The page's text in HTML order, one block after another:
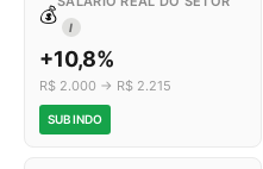
💰
I
+10,8%
R$ 2.000 → R$ 2.215
SUBINDO